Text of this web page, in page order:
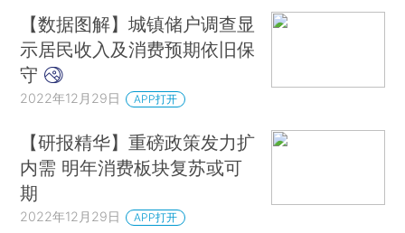
【数据图解】城镇储户调查显
示居民收入及消费预期依旧保
守
2022年12月29日 APP打开
【研报精华】重磅政策发力扩
内需 明年消费板块复苏或可
期
2022年12月29日 APP打开